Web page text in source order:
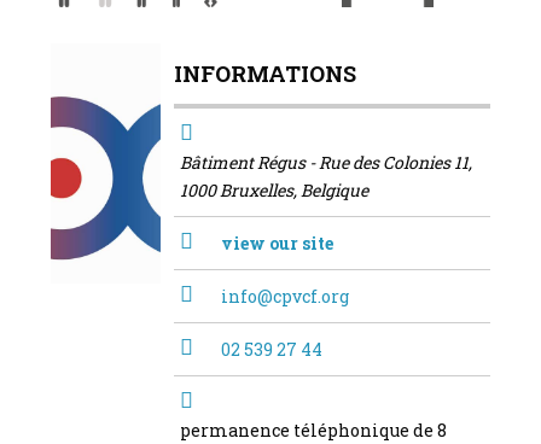
INFORMATIONS
Bâtiment Régus - Rue des Colonies 11,
1000 Bruxelles, Belgique
view our site
info@cpvcf.org
02 539 27 44
permanence téléphonique de 8